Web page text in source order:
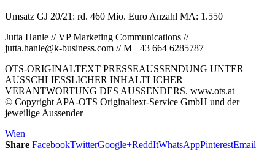
Umsatz GJ 20/21: rd. 460 Mio. Euro Anzahl MA: 1.550
Jutta Hanle // VP Marketing Communications //
jutta.hanle@k-business.com // M +43 664 6285787
OTS-ORIGINALTEXT PRESSEAUSSENDUNG UNTER
AUSSCHLIESSLICHER INHALTLICHER
VERANTWORTUNG DES AUSSENDERS. www.ots.at
© Copyright APA-OTS Originaltext-Service GmbH und der
jeweilige Aussender
Wien
Share FacebookTwitterGoogle+ReddItWhatsAppPinterestEmail